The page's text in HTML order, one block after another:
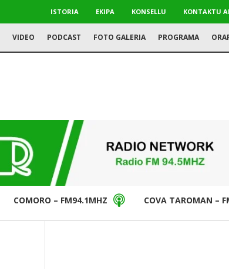
ISTORIA EKIPA KONSELLU KONTAKTU
VIDEO PODCAST FOTO GALERIA PROGRAMA
COMORO – FM94.1MHZ COVA TAROMAN –